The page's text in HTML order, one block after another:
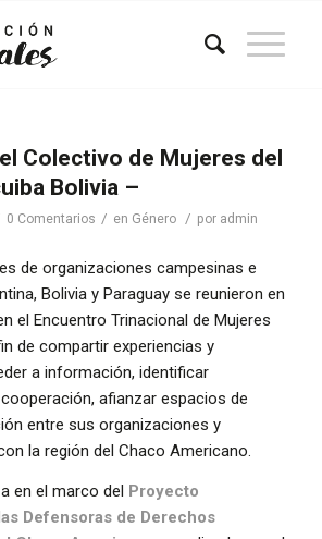
Colectivo de Mujeres del
Bolivia –
0 Comentarios / en Género / por admin
de organizaciones campesinas e
Bolivia y Paraguay se reunieron en
el Encuentro Trinacional de Mujeres
de compartir experiencias y
a información, identificar
afianzar espacios de
entre sus organizaciones y
la región del Chaco Americano.
en el marco del Proyecto
Defensoras de Derechos